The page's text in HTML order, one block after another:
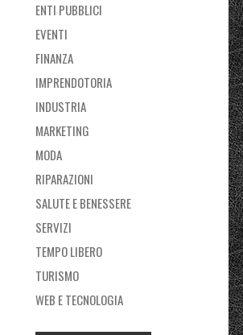
ENTI PUBBLICI
EVENTI
FINANZA
IMPRENDOTORIA
INDUSTRIA
MARKETING
MODA
RIPARAZIONI
SALUTE E BENESSERE
SERVIZI
TEMPO LIBERO
TURISMO
WEB E TECNOLOGIA